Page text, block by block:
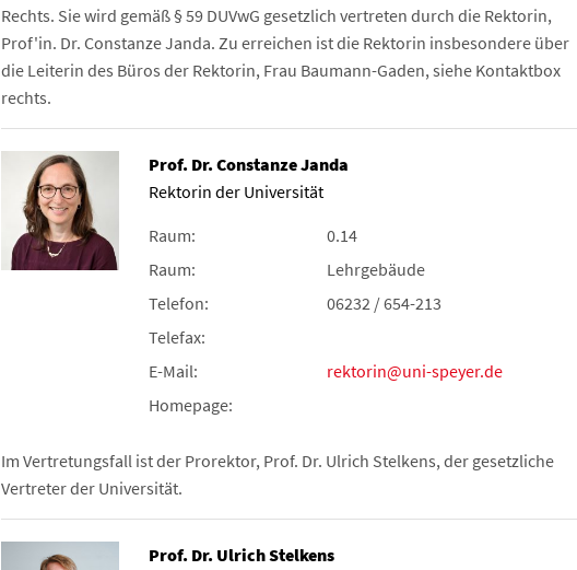
Rechts. Sie wird gemäß § 59 DUVwG gesetzlich vertreten durch die Rektorin,
Prof'in. Dr. Constanze Janda. Zu erreichen ist die Rektorin insbesondere über
die Leiterin des Büros der Rektorin, Frau Baumann-Gaden, siehe Kontaktbox
rechts.
Prof. Dr. Constanze Janda
Rektorin der Universität
Raum:
0.14
Raum:
Lehrgebäude
Telefon:
06232 / 654-213
Telefax:
E-Mail:
rektorin@uni-speyer.de
Homepage:
Im Vertretungsfall ist der Prorektor, Prof. Dr. Ulrich Stelkens, der gesetzliche
Vertreter der Universität.
Prof. Dr. Ulrich Stelkens